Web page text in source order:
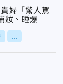
婦「驚人駕
妝、睡爆